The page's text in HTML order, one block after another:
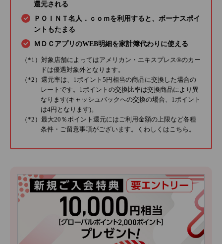
還元される
ＰＯＩＮＴ名人．ｃｏｍを利用すると、ボーナスポイ
ントもたまる
ＭＤＣアプリのWEB明細を家計簿代わりに使える
（*1）対象店舗によってはアメリカン・エキスプレス®のカー
ドは優遇対象外となります。
（*2）還元率は、1ポイント5円相当の商品に交換した場合の
レートです。1ポイントの交換比率は交換商品により異
なります(キャッシュバックへの交換の場合、1ポイント
は4円となります)。
（*2）最大20％ポイント還元にはご利用金額の上限など各種
条件・ご留意事項がございます。くわしくはこちら 。